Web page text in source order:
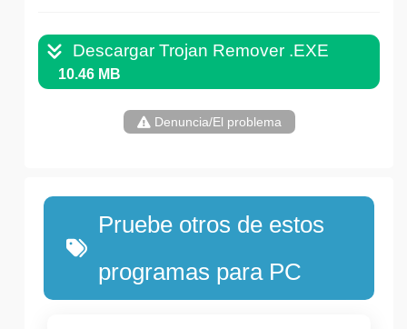
Descargar Trojan Remover .EXE
10.46 MB
Denuncia/El problema
Pruebe otros de estos
programas para PC